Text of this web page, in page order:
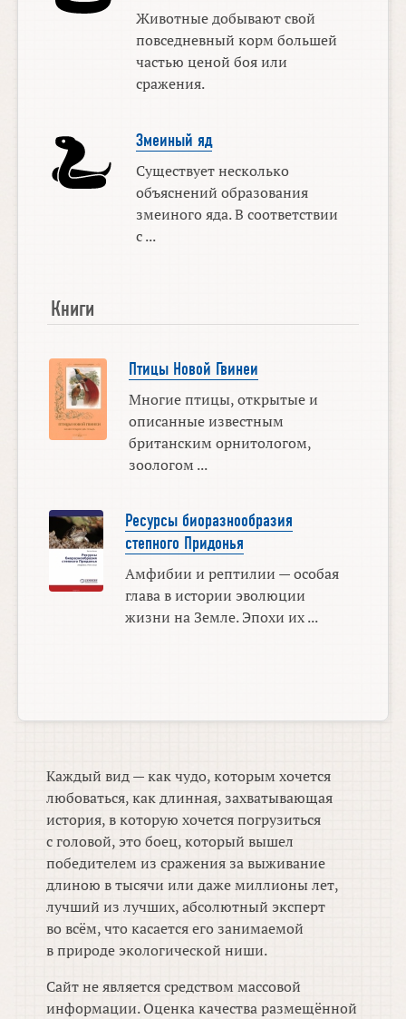
Животные добывают свой
повседневный корм большей
частью ценой боя или
сражения.
Змеиный яд
Существует несколько
объяснений образования
змеиного яда. В соответствии
с ...
Книги
Птицы Новой Гвинеи
Многие птицы, открытые и
описанные известным
британским орнитологом,
зоологом ...
Ресурсы биоразнообразия
степного Придонья
Амфибии и рептилии — особая
глава в истории эволюции
жизни на Земле. Эпохи их ...
Каждый вид — как чудо, которым хочется
любоваться, как длинная, захватывающая
история, в которую хочется погрузиться
с головой, это боец, который вышел
победителем из сражения за выживание
длиною в тысячи или даже миллионы лет,
лучший из лучших, абсолютный эксперт
во всём, что касается его занимаемой
в природе экологической ниши.
Сайт не является средством массовой
информации. Оценка качества размещённой